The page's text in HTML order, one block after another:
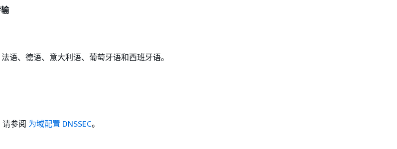
语、德语、意大利语、葡萄牙语和西班牙语。
请参阅 为域配置 DNSSEC。